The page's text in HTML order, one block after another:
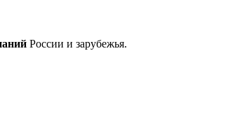
России и зарубежья.